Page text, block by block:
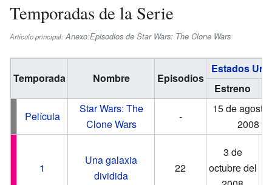
Temporadas de la Serie
Artículo principal: Anexo:Episodios de Star Wars: The Clone Wars
Temporada Nombre Episodios
Estados
Estreno
Película
Star Wars: The
Clone Wars
-
15 de agosto
2008
1
Una galaxia
dividida
22
3 de
octubre del